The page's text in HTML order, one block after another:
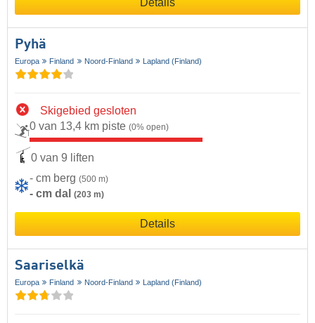
Details
Pyhä
Europa Finland Noord-Finland Lapland (Finland)
Skigebied gesloten
0 van 13,4 km piste (0% open)
0 van 9 liften
- cm berg (500 m)
- cm dal (203 m)
Details
Saariselkä
Europa Finland Noord-Finland Lapland (Finland)